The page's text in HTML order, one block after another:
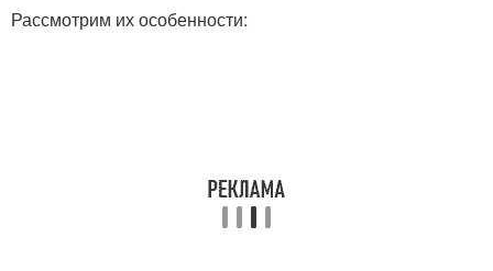
Рассмотрим их особенности: